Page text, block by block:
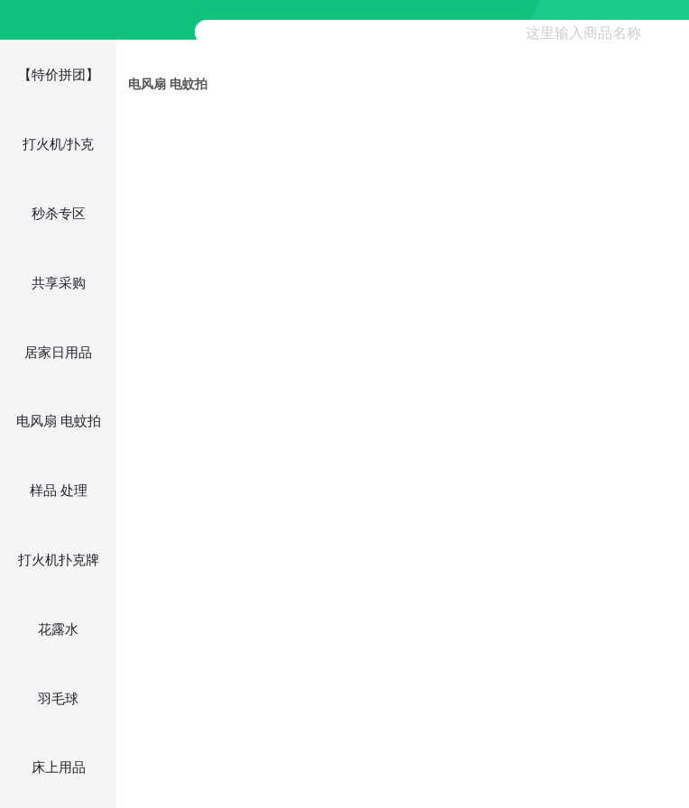
【特价拼团】
打火机/扑克
秒杀专区
共享采购
居家日用品
电风扇 电蚊拍
样品 处理
打火机扑克牌
花露水
羽毛球
床上用品
电风扇 电蚊拍